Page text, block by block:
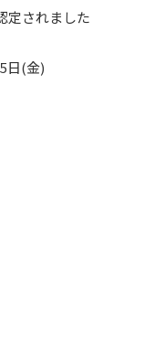
定されました
日(金)